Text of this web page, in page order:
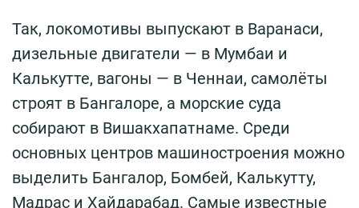
Так, локомотивы выпускают в Варанаси,
дизельные двигатели — в Мумбаи и
Калькутте, вагоны — в Ченнаи, самолёты
строят в Бангалоре, а морские суда
собирают в Вишакхапатнаме. Среди
основных центров машиностроения можно
выделить Бангалор, Бомбей, Калькутту,
Мадрас и Хайдарабад. Самые известные